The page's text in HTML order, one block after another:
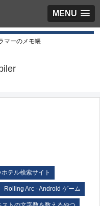
MENU
マーのメモ帳
テル検索サイト
Rolling Arc - Android ゲーム